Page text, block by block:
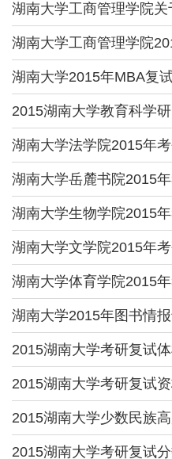
湖南大学工商管理学院
湖南大学工商管理学院
湖南大学2015年MBA复
2015湖南大学教育科学
湖南大学法学院2015年
湖南大学岳麓书院2015
湖南大学生物学院2015
湖南大学文学院2015年
湖南大学体育学院2015
湖南大学2015年图书情
2015湖南大学考研复试
2015湖南大学考研复试
2015湖南大学少数民族
2015湖南大学考研复试